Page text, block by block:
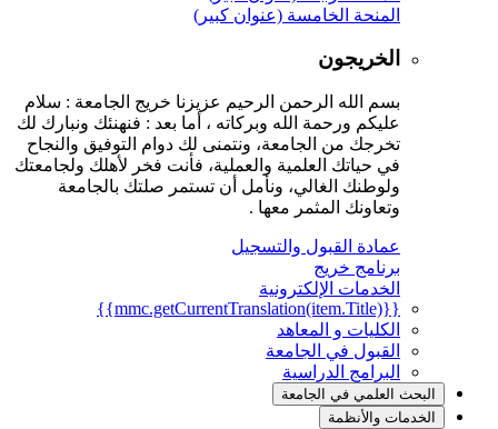
المنحة الخامسة (عنوان كبير)
الخريجون
بسم الله الرحمن الرحيم عزيزنا خريج الجامعة : سلام
عليكم ورحمة الله وبركاته ، أما بعد : فنهنئك ونبارك لك
تخرجك من الجامعة، ونتمنى لك دوام التوفيق والنجاح
في حياتك العلمية والعملية، فأنت فخر لأهلك ولجامعتك
ولوطنك الغالي، ونأمل أن تستمر صلتك بالجامعة
وتعاونك المثمر معها .
عمادة القبول والتسجيل
برنامج خريج
الخدمات الإلكترونية
{{mmc.getCurrentTranslation(item.Title)}}
الكليات و المعاهد
القبول في الجامعة
البرامج الدراسية
البحث العلمي في الجامعة
الخدمات والأنظمة